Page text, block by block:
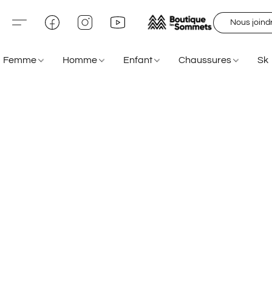
Nous
Femme Homme Enfant Chaussures